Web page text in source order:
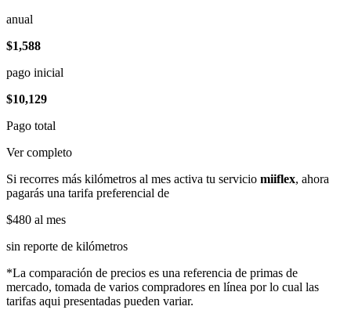
anual
$1,588
pago inicial
$10,129
Pago total
Ver completo
Si recorres más kilómetros al mes activa tu servicio miiflex, ahora
pagarás una tarifa preferencial de
$480 al mes
sin reporte de kilómetros
*La comparación de precios es una referencia de primas de
mercado, tomada de varios compradores en línea por lo cual las
tarifas aqui presentadas pueden variar.